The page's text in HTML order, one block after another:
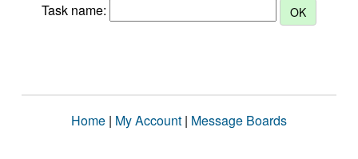
Task name:
Home | My Account | Message Boards